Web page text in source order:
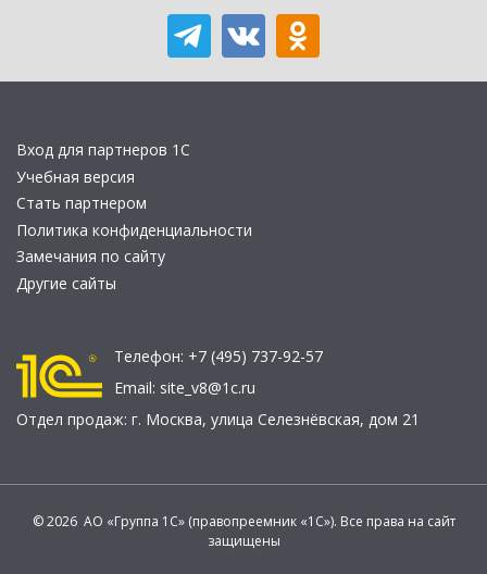
Вход для партнеров 1С
Учебная версия
Стать партнером
Политика конфиденциальности
Замечания по сайту
Другие сайты
Телефон: +7 (495) 737-92-57
Email: site_v8@1c.ru
Отдел продаж: г. Москва, улица Селезнёвская, дом 21
© 2026 АО «Группа 1С» (правопреемник «1С»). Все права на сайт
защищены